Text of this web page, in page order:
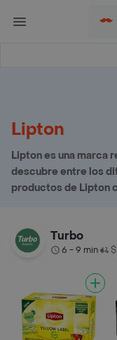
Lipton
Lipton es una marca
descubre entre los
productos de Lipton
Turbo
6 - 9 min•